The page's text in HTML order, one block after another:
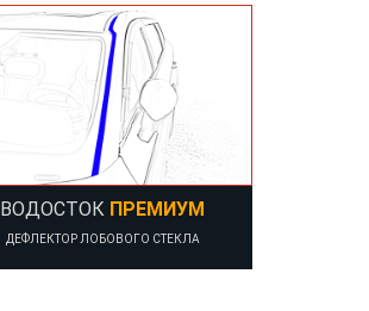
ВОДОСТОК ПРЕМИУМ
ДЕФЛЕКТОР ЛОБОВОГО СТЕКЛА